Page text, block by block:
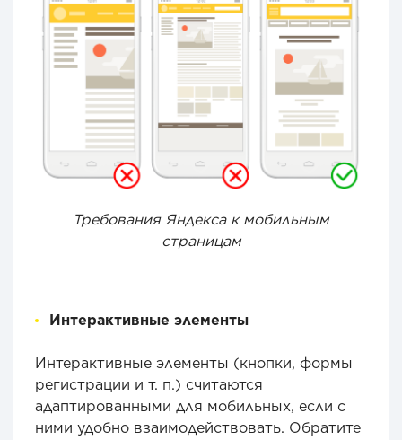
Требования Яндекса к мобильным
страницам
Интерактивные элементы
Интерактивные элементы (кнопки, формы
регистрации и т. п.) считаются
адаптированными для мобильных, если с
ними удобно взаимодействовать. Обратите